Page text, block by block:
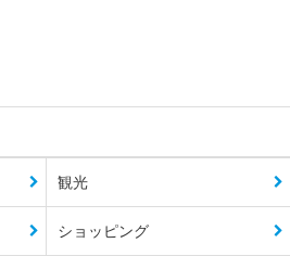
観光
ショッピング